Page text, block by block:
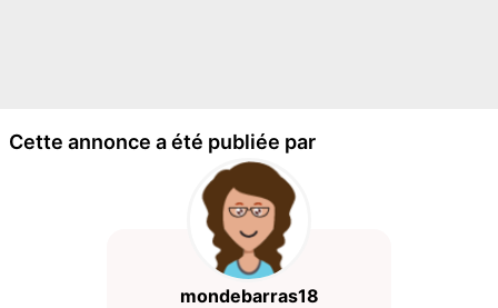
Cette annonce a été publiée par
mondebarras18